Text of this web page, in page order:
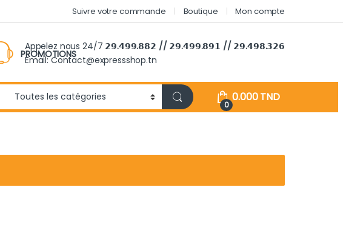
Suivre votre commande Boutique Mon compte
PROMOTIONS
Appelez nous 24/7 𝟮𝟵.𝟰𝟵𝟵.𝟴𝟴𝟮 // 𝟮𝟵.𝟰𝟵𝟵.𝟴𝟵𝟭 // 𝟮𝟵.𝟰𝟵𝟴.𝟯𝟮𝟲
Email: Contact@expressshop.tn
0
0.000TND